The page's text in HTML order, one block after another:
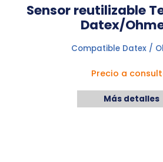
Sensor reutilizable
Datex/
Compatible Datex /
Precio a
Más detalles